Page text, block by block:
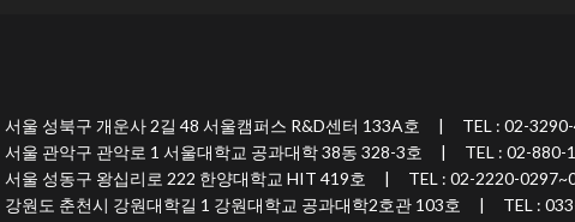
울 성북구 개운사 2길 48 서울캠퍼스 R&D센터 133A호 | TEL : 02-
울 관악구 관악로 1 서울대학교 공과대학 38동 328-3호 | TEL : 02-880-
울 성동구 왕십리로 222 한양대학교 HIT 419호 | TEL : 02-2220-
원도 춘천시 강원대학길 1 강원대학교 공과대학2호관 103호 | TEL :